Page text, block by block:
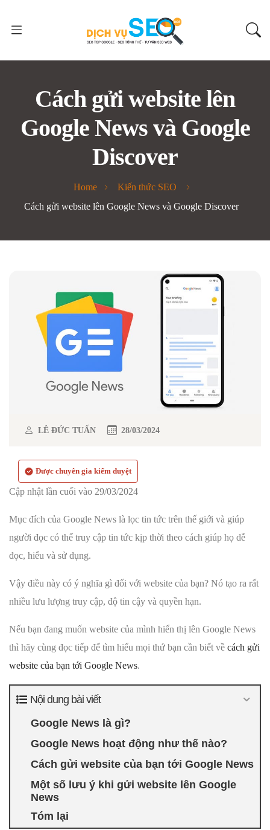
Cách gửi website lên
Google News và Google
Discover
Home
Kiến thức SEO
Cách gửi website lên Google News và Google Discover
LÊ ĐỨC TUẤN 28/03/2024
Được chuyên gia kiểm duyệt
Cập nhật lần cuối vào 29/03/2024
Mục đích của Google News là lọc tin tức trên thế giới và giúp
người đọc có thể truy cập tin tức kịp thời theo cách giúp họ dễ
đọc, hiểu và sử dụng.
Vậy điều này có ý nghĩa gì đối với website của bạn? Nó tạo ra rất
nhiều lưu lượng truy cập, độ tin cậy và quyền hạn.
Nếu bạn đang muốn website của mình hiển thị lên Google News
thì hãy cùng đọc tiếp để tìm hiểu mọi thứ bạn cần biết về cách gửi
website của bạn tới Google News.
Nội dung bài viết
Google News là gì?
Google News hoạt động như thế nào?
Cách gửi website của bạn tới Google News
Một số lưu ý khi gửi website lên Google
News
Tóm lại